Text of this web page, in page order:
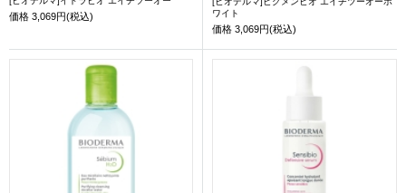
価格 3,069円(税込)
ワイト
価格 3,069円(税込)